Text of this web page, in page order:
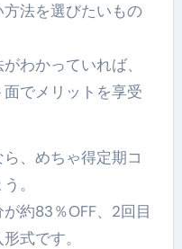
法を選びたいもの
わかっていれば、
でメリットを享受
、めちゃ得定期コ
。
約83％OFF、2回目
式です。